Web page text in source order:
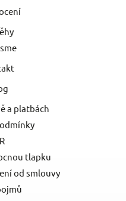
a platbách
tlapku
od smlouvy